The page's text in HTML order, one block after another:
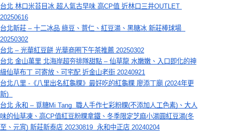
台北 林口米苔目冰 超人氣古早味 高CP值 近林口三井OUTLET
20250616
台北新莊 – 十二冰品 綠豆、薏仁、紅豆湯、黑糖冰 新莊棒球場
20250302
台北 – 光華紅豆餅 光華商圈下午茶推薦 20250302
台北 金山萬里 北海岸超夯排隊甜點 – 仙草龍 水嫩嫩、入口即化的神
級仙草布丁 可寄放、可宅配 近金山老街 20240921
台北八里 -《八里出名紅龜粿》最好吃的紅龜粿 廖添丁廟 (2024年更
新)
台北 永和 – 覓糖Mi Tang  職人手作七彩粉粿(不添加人工色素)、大人
味的仙草凍、高CP值紅豆粉粿拿鐵、冬季限定芝麻小湯圓紅豆湯(冬
至、元宵) 新莊新泰店 20230819  永和中正店 20240204